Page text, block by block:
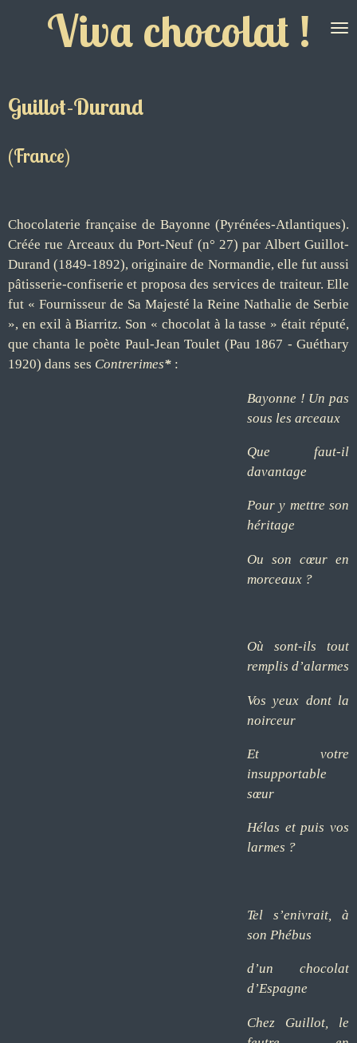
PasserViva chocolat !
Guillot-Durand
(France)
Chocolaterie française de Bayonne (Pyrénées-Atlantiques).
Créée rue Arceaux du Port-Neuf (n° 27) par Albert Guillot-
Durand (1849-1892), originaire de Normandie, elle fut aussi
pâtisserie-confiserie et proposa des services de traiteur. Elle
fut « Fournisseur de Sa Majesté la Reine Nathalie de Serbie
», en exil à Biarritz. Son « chocolat à la tasse » était réputé,
que chanta le poète Paul-Jean Toulet (Pau 1867 - Guéthary
1920) dans ses Contrerimes* :
Bayonne ! Un pas
sous les arceaux
Que faut-il
davantage
Pour y mettre son
héritage
Ou son cœur en
morceaux ?
Où sont-ils tout
remplis d’alarmes
Vos yeux dont la
noirceur
Et votre
insupportable
sœur
Hélas et puis vos
larmes ?
Tel s’enivrait, à
son Phébus
d’un chocolat
d’Espagne
Chez Guillot, le